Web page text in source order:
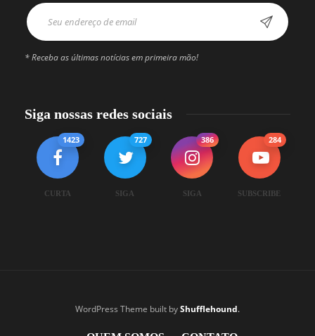
* Receba as últimas notícias em primeira mão!
Siga nossas redes sociais
1423
CURTA
727
SIGA
386
SIGA
284
SUBSCRIBE
WordPress Theme built byShufflehound.